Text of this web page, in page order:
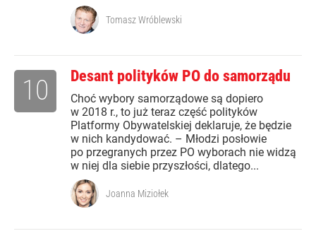
Tomasz Wróblewski
Desant polityków PO do samorządu
Choć wybory samorządowe są dopiero
w 2018 r., to już teraz część polityków
Platformy Obywatelskiej deklaruje, że będzie
w nich kandydować. – Młodzi posłowie
po przegranych przez PO wyborach nie widzą
w niej dla siebie przyszłości, dlatego...
10
Joanna Miziołek